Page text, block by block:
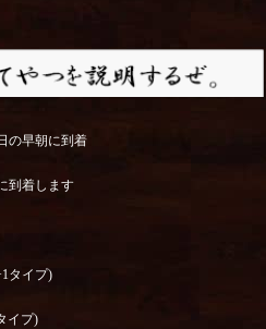
の早朝に到着
到着します
タイプ)
イプ)